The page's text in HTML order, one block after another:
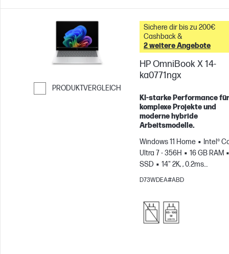
PRODUKTVERGLEICH
Weiter zum Vergleichen
Sichere dir bis zu 200€
Cashback &
2 weitere Angebote
HP OmniBook X 14-
ka0771ngx
KI‑starke Performance für
komplexe Projekte und
moderne hybride
Arbeitsmodelle.
Windows 11 Home
Intel®
Ultra 7 - 356H
16 GB RAM
SSD
14" 2K, , 0.2ms
Reaktionszeit
D73WDEA#ABD